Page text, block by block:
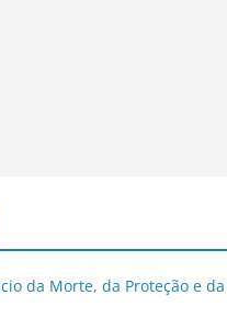
da Morte, da Proteção e